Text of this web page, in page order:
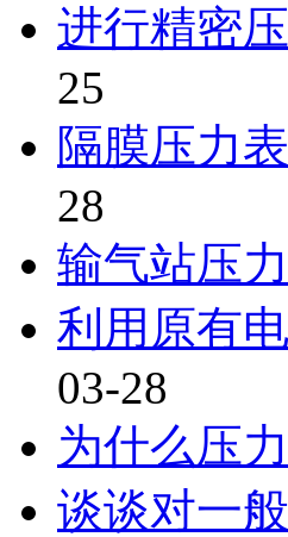
进行精密
25
隔膜压力
28
输气站压
利用原有
03-28
为什么压
谈谈对一